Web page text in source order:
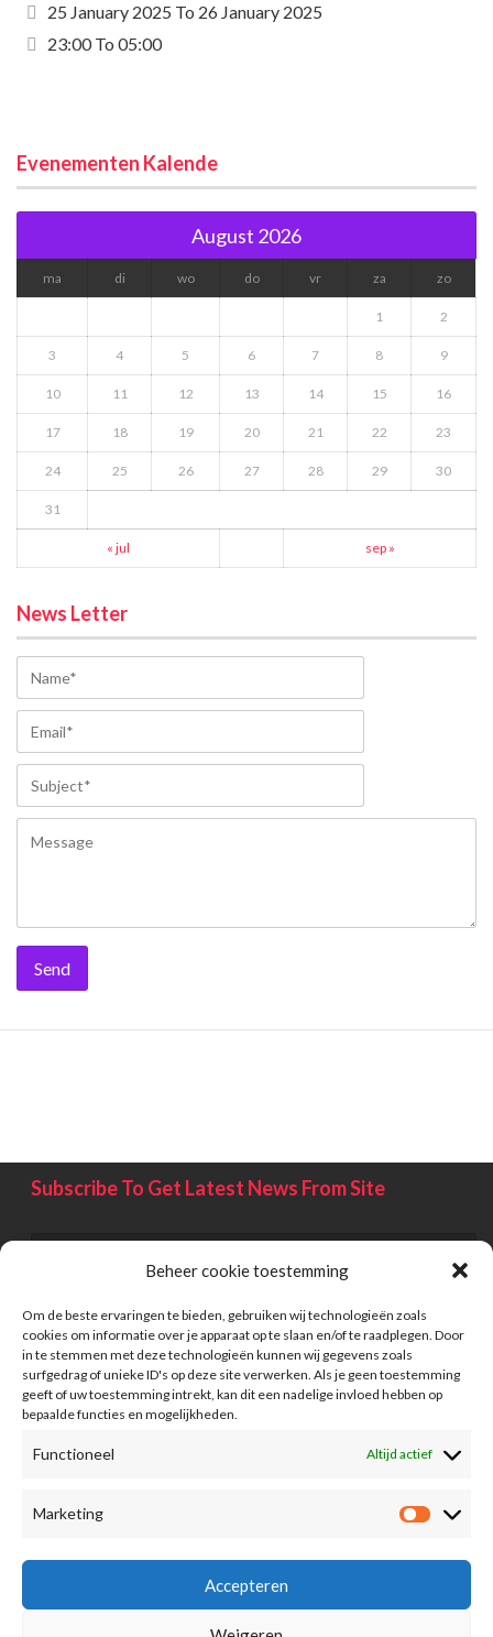
Beheer cookie toestemming
Om de beste ervaringen te bieden, gebruiken wij technologieën zoals
cookies om informatie over je apparaat op te slaan en/of te raadplegen. Door
in te stemmen met deze technologieën kunnen wij gegevens zoals
surfgedrag of unieke ID's op deze site verwerken. Als je geen toestemming
geeft of uw toestemming intrekt, kan dit een nadelige invloed hebben op
bepaalde functies en mogelijkheden.
Functioneel Altijd actief
Marketing
Accepteren
25 January 2025 To 26 January 2025
23:00 To 05:00
Evenementen Kalende
August 2026
ma di wo do vr za zo
1 2
3 4 5 6 7 8 9
10 11 12 13 14 15 16
17 18 19 20 21 22 23
24 25 26 27 28 29 30
31
« jul sep »
News Letter
Subscribe To Get Latest News From Site
Information
Advertising